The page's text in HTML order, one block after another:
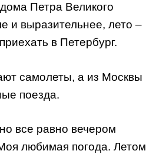
Петра Великого
и выразительнее, лето –
в Петербург.
самолеты, а из Москвы
поезда.
все равно вечером
любимая погода. Летом